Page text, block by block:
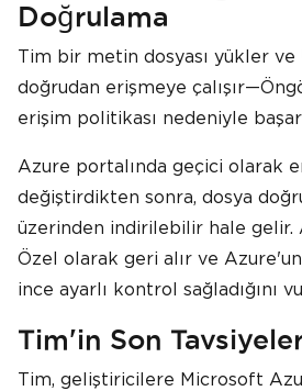
Doğrulama
Tim bir metin dosyası yükler ve
doğrudan erişmeye
erişim politikası nedeniyle
Azure portalında geçici olarak
değiştirdikten sonra, dosya
üzerinden indirilebilir hale gelir.
Özel olarak geri alır ve
ince ayarlı kontrol sağladığını
Tim'in Son
Tim, geliştiricilere Microsoft